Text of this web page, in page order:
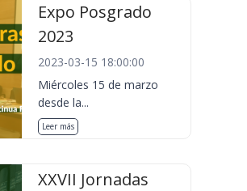
Expo Posgrado
2023
2023-03-15 18:00:00
Miércoles 15 de marzo
desde la...
Leer más
XXVII Jornadas